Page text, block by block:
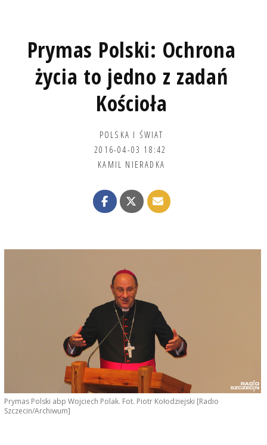
Prymas Polski: Ochrona
życia to jedno z zadań
Kościoła
POLSKA I ŚWIAT
2016-04-03 18:42
KAMIL NIERADKA
Prymas Polski abp Wojciech Polak. Fot. Piotr Kołodziejski [Radio
Szczecin/Archiwum]